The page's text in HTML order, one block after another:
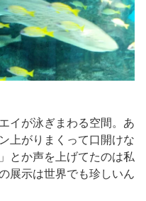
イが泳ぎまわる空間。あ
上がりまくって口開けな
とか声を上げてたのは私
展示は世界でも珍しいん